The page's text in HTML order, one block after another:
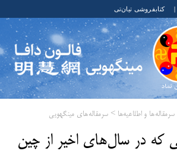
| کتابفروشی تیان‌تی
سرمقاله‌ها و اطلاعیه‌ها > سرمقاله‌های مینگهویی
که در سال‌های اخیر از چین